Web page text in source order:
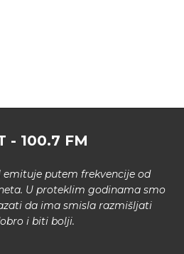
- 100.7 FM
emituje putem frekvencije od
U proteklim godinama smo
da ima smisla razmišljati
i biti bolji.